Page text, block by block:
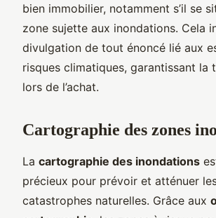
bien immobilier, notamment s’il se
zone sujette aux inondations. Cela
divulgation de tout énoncé lié aux
risques climatiques, garantissant la
lors de l’achat.
Cartographie des zones
La cartographie des inondations
précieux pour prévoir et atténuer
catastrophes naturelles. Grâce aux